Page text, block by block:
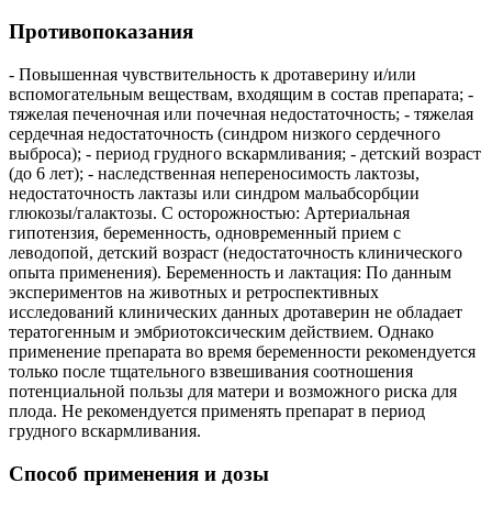
Противопоказания
- Повышенная чувствительность к дротаверину и/или
вспомогательным веществам, входящим в состав препарата; -
тяжелая печеночная или почечная недостаточность; - тяжелая
сердечная недостаточность (синдром низкого сердечного
выброса); - период грудного вскармливания; - детский возраст
(до 6 лет); - наследственная непереносимость лактозы,
недостаточность лактазы или синдром мальабсорбции
глюкозы/галактозы. С осторожностью: Артериальная
гипотензия, беременность, одновременный прием с
леводопой, детский возраст (недостаточность клинического
опыта применения). Беременность и лактация: По данным
экспериментов на животных и ретроспективных
исследований клинических данных дротаверин не обладает
тератогенным и эмбриотоксическим действием. Однако
применение препарата во время беременности рекомендуется
только после тщательного взвешивания соотношения
потенциальной пользы для матери и возможного риска для
плода. Не рекомендуется применять препарат в период
грудного вскармливания.
Способ применения и дозы